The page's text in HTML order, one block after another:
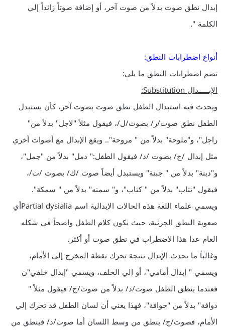
إبدال نطق صوت بدلاً من صوت آخر، أو إضافة صوتاً زائداً إلي
الكلمة ".
أنواع اضطرابات النطق:
تضم اضطرابات النطق ما يلي:
الإبـــــدال Substitution:
ويحدث فيه استبدال الطفل نطق صوت بصوت آخر، كأن يستبدل
الطفل نطق صوت/ر/ بصوت/ل/، فيقول مثلاً "لاجل" بدلاً من"
راجل"، و"ملوحة" بدلاً من " مروحة".. ويقع الإبدال مع أصوات أخري
مثل إبدال /ج/ بصوت /د/ فيقول الطفل:" دمل" بدلاً من "جمل"،
و"دبنة" بدلاً من " جبنة" ويستبدل أيضاً صوت /ك/ بصوت /ت/،
فيقول "تتاب" بدلاً من " كتاب"، و" سمته" بدلاً من " سمكة".
ويسمي علماء اللغة هذه الحالات الإبدالية اسم Partial dysialiaأي
صعوبة النطق الجزئية، حيث يكون كلام الطفل واضحاً في شكله
العام عدا هذا الاضطراب في نطق صوت أو أكثر.
وغالباً ما يحدث الإبدال نتيجة تحرك نقطة المخرج إلي الأمام،
ويسمي " إبدال أمامي"، أو إلي الخلف، ويسمي "إبدال خلفي"ن
فعندما ينطق الطفل صوت/د/ بدلاً من صوت/ج/ فيقول مثلاً "
دوافة" بدلاً من "جوافة"، فهذا يعني أن لسان الطفل قد تحرك إلي
الأمام، فصوت/ج/ ينطق من وسط اللسان أما صوت/د/ فينطق من